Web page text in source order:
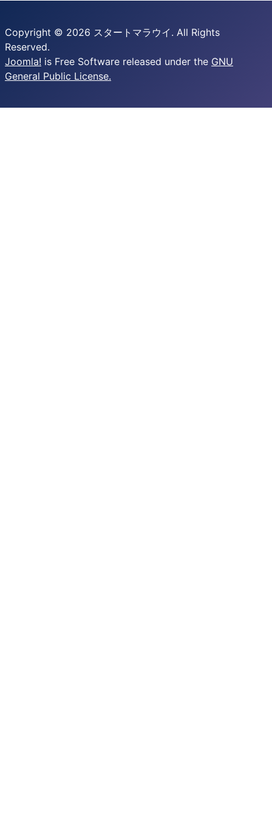
Copyright © 2026 スタートマラウイ. All Rights
Reserved.
Joomla! is Free Software released under the GNU
General Public License.